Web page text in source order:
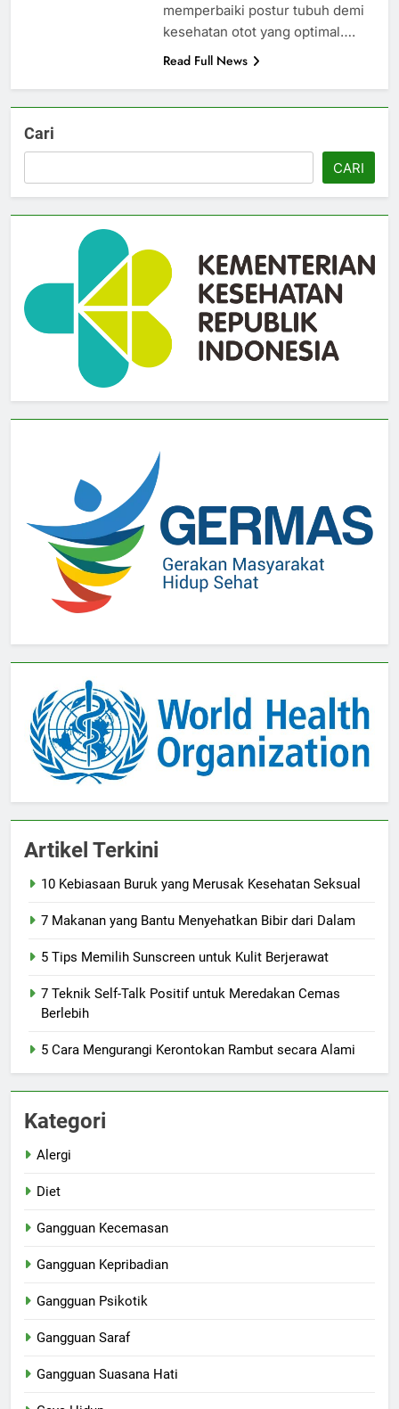
memperbaiki postur tubuh demi
kesehatan otot yang optimal….
Read Full News
Cari
CARI
Artikel Terkini
10 Kebiasaan Buruk yang Merusak Kesehatan Seksual
7 Makanan yang Bantu Menyehatkan Bibir dari Dalam
5 Tips Memilih Sunscreen untuk Kulit Berjerawat
7 Teknik Self-Talk Positif untuk Meredakan Cemas
Berlebih
5 Cara Mengurangi Kerontokan Rambut secara Alami
Kategori
Alergi
Diet
Gangguan Kecemasan
Gangguan Kepribadian
Gangguan Psikotik
Gangguan Saraf
Gangguan Suasana Hati